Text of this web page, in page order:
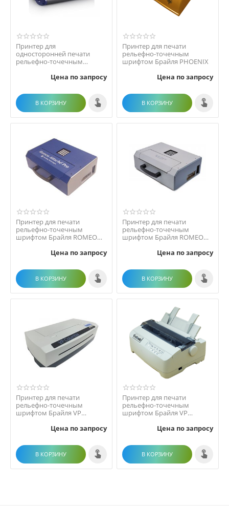
Принтер для
односторонней печати
рельефно-точечным
Цена по запросу
В КОРЗИНУ
Принтер для печати
рельефно-точечным
шрифтом Брайля PHOENIX
Цена по запросу
В КОРЗИНУ
Принтер для печати
рельефно-точечным
шрифтом Брайля ROMEO
Цена по запросу
В КОРЗИНУ
Принтер для печати
рельефно-точечным
шрифтом Брайля ROMEO
Цена по запросу
В КОРЗИНУ
Принтер для печати
рельефно-точечным
шрифтом Брайля VP
Цена по запросу
В КОРЗИНУ
Принтер для печати
рельефно-точечным
шрифтом Брайля VP
Цена по запросу
В КОРЗИНУ